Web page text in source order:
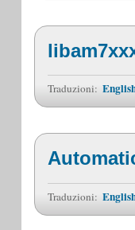
Traduzioni:
Traduzioni: